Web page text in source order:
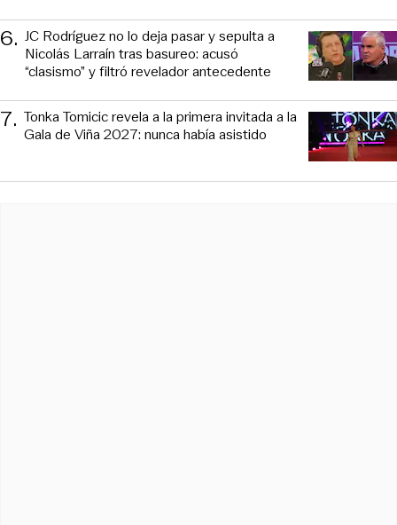
6. JC Rodríguez no lo deja pasar y sepulta a
Nicolás Larraín tras basureo: acusó
“clasismo” y filtró revelador antecedente
7. Tonka Tomicic revela a la primera invitada a la
Gala de Viña 2027: nunca había asistido